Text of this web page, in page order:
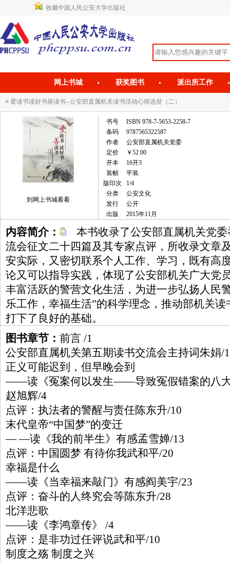
收藏中国人民公安大学出版社
网上书城 获奖图书 派出所工作
爱读书读好书善读书--公安部直属机关读书活动心得选登（二）
到网上书城看看
书号
ISBN 978-7-5653-2258-7
条码
9787565322587
作者
公安部直属机关党委
定价
￥52.00
开本
16开3
装帧
平装
版印次
1/4
分类
公安文化
发行
公开
出版
2015年11月
内容简介：
本书收录了公安部直属机关党
流会征文二十四篇及其专家点评，所收录文章
安实际，又密切联系个人工作、学习，既有高
论又可以指导实践，体现了公安部机关广大党
丰富活跃的警营文化生活，为进一步弘扬人民
乐工作，幸福生活”的科学理念，推动部机关
打下了良好的基础。
图书章节： 前言 /1
公安部直属机关第五期读书交流会主持词朱娟/1
正义可能迟到，但早晚会到
——读《冤案何以发生——导致冤假错案的八
赵旭辉/4
点评：执法者的警醒与责任陈东升/10
末代皇帝“中国梦”的变迁
— —读《我的前半生》有感孟雪婵/13
点评：中国圆梦 有待你我武和平/20
幸福是什么
——读《当幸福来敲门》有感阎美宇/23
点评：奋斗的人终究会等陈东升/28
北洋悲歌
——读《李鸿章传》 /4
点评：是非功过任评说武和平/10
制度之殇 制度之兴